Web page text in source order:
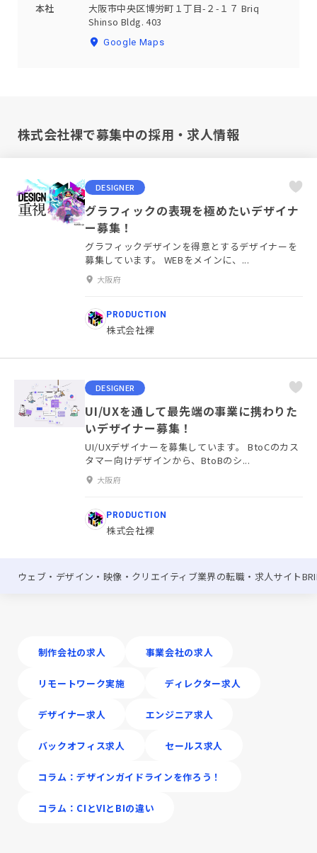
本社
大阪市中央区博労町１丁目-２-１７ Briq
Shinso Bldg. 403
Google Maps
株式会社裸で募集中の採用・求人情報
DESIGNER
グラフィックの表現を極めたいデザイナ
ー募集！
グラフィックデザインを得意とするデザイナーを
募集しています。 WEBをメインに、...
大阪府
PRODUCTION
株式会社裸
DESIGNER
UI/UXを通して最先端の事業に携わりた
いデザイナー募集！
UI/UXデザイナーを募集しています。 BtoCのカス
タマー向けデザインから、BtoBのシ...
大阪府
PRODUCTION
株式会社裸
ウェブ・デザイン・映像・クリエイティブ業界の転職・求人サイト
制作会社の求人 事業会社の求人
リモートワーク実施 ディレクター求人
デザイナー求人 エンジニア求人
バックオフィス求人 セールス求人
コラム：デザインガイドラインを作ろう！
コラム：CIとVIとBIの違い